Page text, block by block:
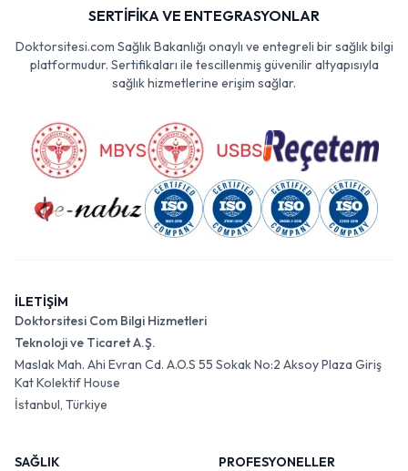
SERTİFİKA VE ENTEGRASYONLAR
Doktorsitesi.com Sağlık Bakanlığı onaylı ve entegreli bir sağlık bilgi
platformudur. Sertifikaları ile tescillenmiş güvenilir altyapısıyla
sağlık hizmetlerine erişim sağlar.
İLETİŞİM
Doktorsitesi Com Bilgi Hizmetleri
Teknoloji ve Ticaret A.Ş.
Maslak Mah. Ahi Evran Cd. A.O.S 55 Sokak No:2 Aksoy Plaza Giriş
Kat Kolektif House
İstanbul, Türkiye
SAĞLIK
PROFESYONELLER